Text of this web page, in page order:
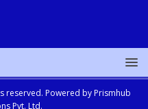
reserved. Powered by Prismhub
Pvt. Ltd.